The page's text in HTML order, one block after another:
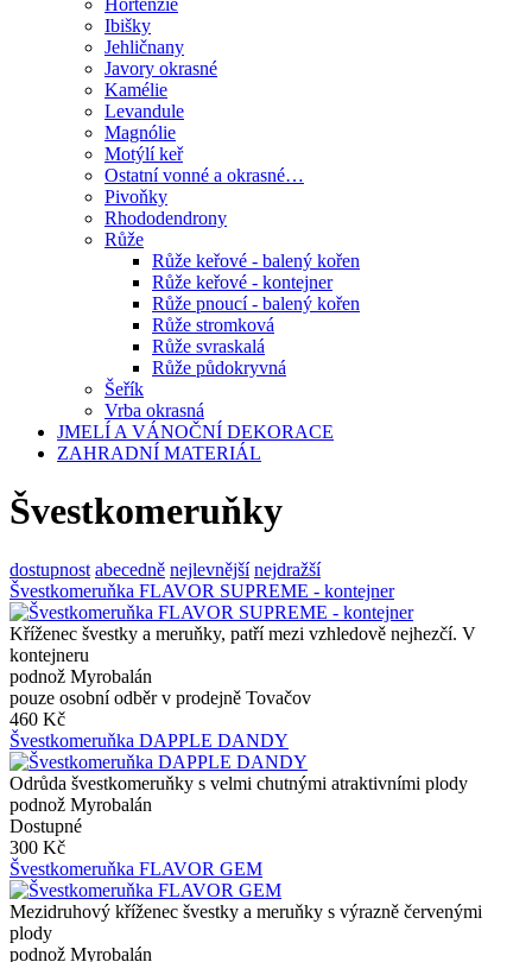
Hortenzie
Ibišky
Jehličnany
Javory okrasné
Kamélie
Levandule
Magnólie
Motýlí keř
Ostatní vonné a okrasné…
Pivoňky
Rhododendrony
Růže
Růže keřové - balený kořen
Růže keřové - kontejner
Růže pnoucí - balený kořen
Růže stromková
Růže svraskalá
Růže půdokryvná
Šeřík
Vrba okrasná
JMELÍ A VÁNOČNÍ DEKORACE
ZAHRADNÍ MATERIÁL
Švestkomeruňky
dostupnost abecedně nejlevnější nejdražší
Švestkomeruňka FLAVOR SUPREME - kontejner
Kříženec švestky a meruňky, patří mezi vzhledově nejhezčí. V
kontejneru
podnož Myrobalán
pouze osobní odběr v prodejně Tovačov
460 Kč
Švestkomeruňka DAPPLE DANDY
Odrůda švestkomeruňky s velmi chutnými atraktivními plody
podnož Myrobalán
Dostupné
300 Kč
Švestkomeruňka FLAVOR GEM
Mezidruhový kříženec švestky a meruňky s výrazně červenými
plody
podnož Myrobalán